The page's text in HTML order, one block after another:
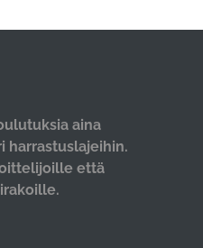
aina
harrastuslajeihin.
että